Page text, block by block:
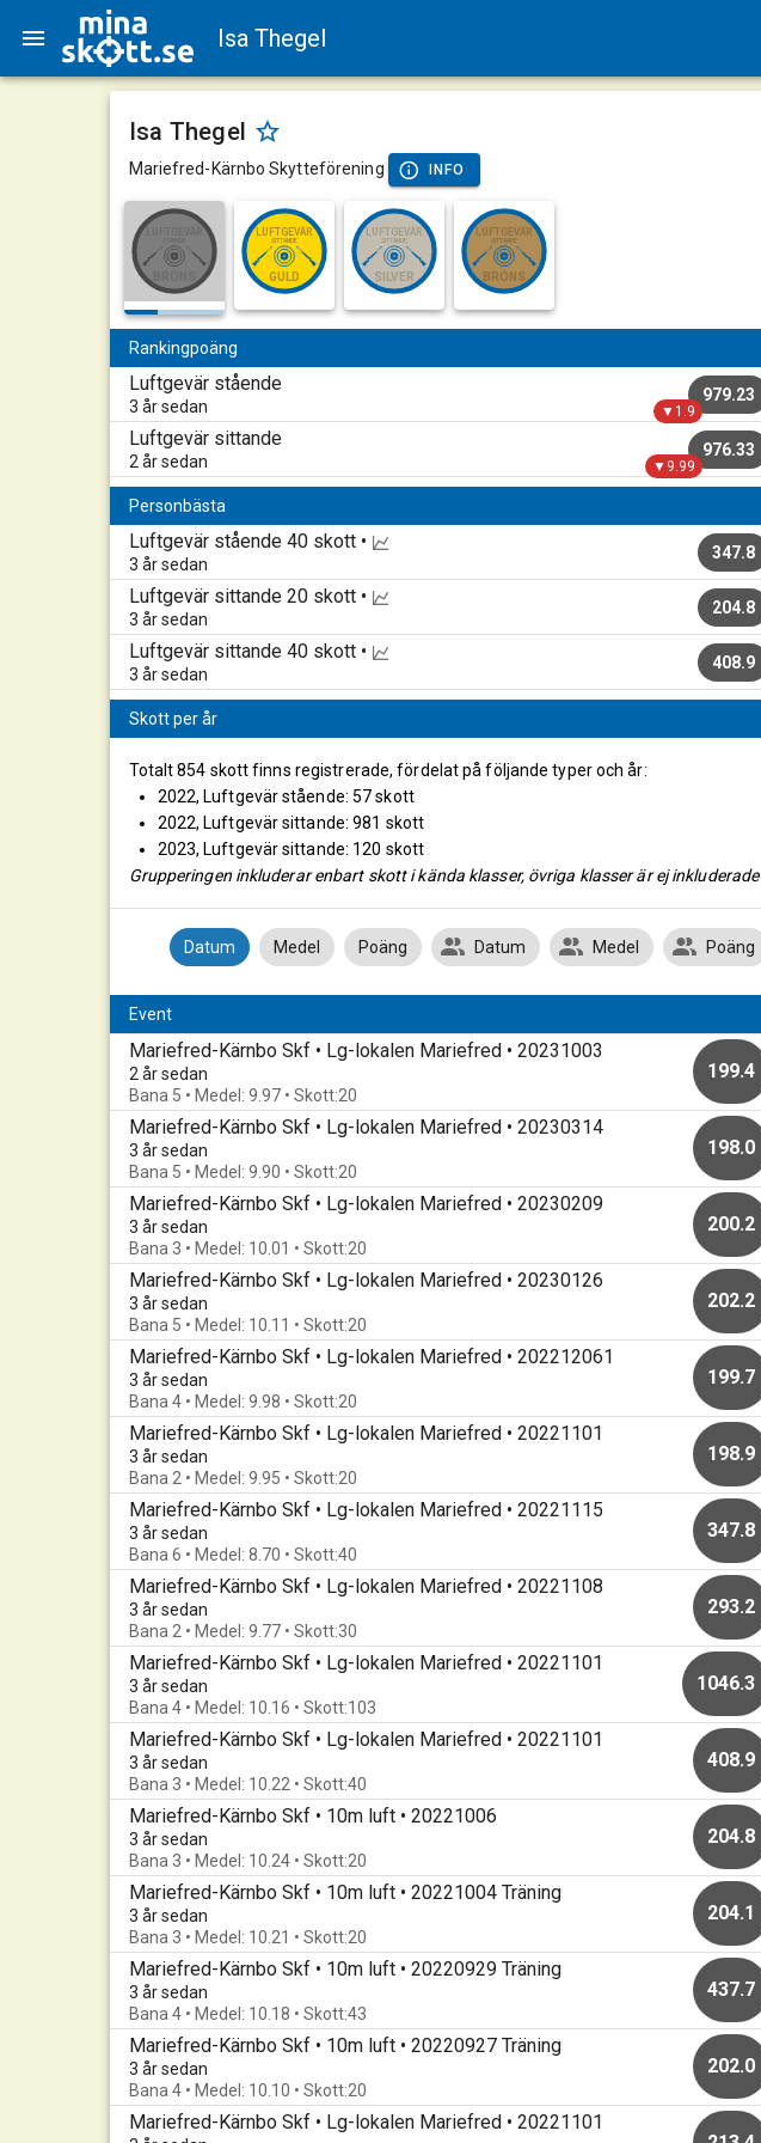
Isa Thegel
Isa Thegel
Mariefred-Kärnbo Skytteförening INFO
LUFTGEVÄR
SITTANDE
GULD
LUFTGEVÄR
SITTANDE
SILVER
LUFTGEVÄR
SITTANDE
BRONS
Rankingpoäng
Luftgevär stående
3 år sedan
979.23
▼1.9
Luftgevär sittande
2 år sedan
976.33
▼9.99
Personbästa
Luftgevär stående40 skott •
3 år sedan
347.8
Luftgevär sittande20 skott •
3 år sedan
204.8
Luftgevär sittande40 skott •
3 år sedan
408.9
Skott per år
Totalt 854 skott finns registrerade, fördelat på följande typer och år:
2022, Luftgevär stående: 57 skott
2022, Luftgevär sittande: 981 skott
2023, Luftgevär sittande: 120 skott
Grupperingen inkluderar enbart skott i kända klasser, övriga klasser är ej inkluderade
Datum Medel Poäng Datum Medel Poäng
Event
Mariefred-Kärnbo Skf • Lg-lokalen Mariefred • 20231003
2 år sedan
Bana 5 • Medel: 9.97 • Skott:20
199.4
Mariefred-Kärnbo Skf • Lg-lokalen Mariefred • 20230314
3 år sedan
Bana 5 • Medel: 9.90 • Skott:20
198.0
Mariefred-Kärnbo Skf • Lg-lokalen Mariefred • 20230209
3 år sedan
Bana 3 • Medel: 10.01 • Skott:20
200.2
Mariefred-Kärnbo Skf • Lg-lokalen Mariefred • 20230126
3 år sedan
Bana 5 • Medel: 10.11 • Skott:20
202.2
Mariefred-Kärnbo Skf • Lg-lokalen Mariefred • 202212061
3 år sedan
Bana 4 • Medel: 9.98 • Skott:20
199.7
Mariefred-Kärnbo Skf • Lg-lokalen Mariefred • 20221101
3 år sedan
Bana 2 • Medel: 9.95 • Skott:20
198.9
Mariefred-Kärnbo Skf • Lg-lokalen Mariefred • 20221115
3 år sedan
Bana 6 • Medel: 8.70 • Skott:40
347.8
Mariefred-Kärnbo Skf • Lg-lokalen Mariefred • 20221108
3 år sedan
Bana 2 • Medel: 9.77 • Skott:30
293.2
Mariefred-Kärnbo Skf • Lg-lokalen Mariefred • 20221101
3 år sedan
Bana 4 • Medel: 10.16 • Skott:103
1046.3
Mariefred-Kärnbo Skf • Lg-lokalen Mariefred • 20221101
3 år sedan
Bana 3 • Medel: 10.22 • Skott:40
408.9
Mariefred-Kärnbo Skf • 10m luft • 20221006
3 år sedan
Bana 3 • Medel: 10.24 • Skott:20
204.8
Mariefred-Kärnbo Skf • 10m luft • 20221004 Träning
3 år sedan
Bana 3 • Medel: 10.21 • Skott:20
204.1
Mariefred-Kärnbo Skf • 10m luft • 20220929 Träning
3 år sedan
Bana 4 • Medel: 10.18 • Skott:43
437.7
Mariefred-Kärnbo Skf • 10m luft • 20220927 Träning
3 år sedan
Bana 4 • Medel: 10.10 • Skott:20
202.0
Mariefred-Kärnbo Skf • Lg-lokalen Mariefred • 20221101